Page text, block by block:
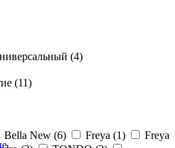
(4)
(11)
Bella New (6) Freya (1)
Freya